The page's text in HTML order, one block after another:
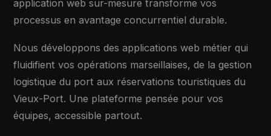
application web sur-mesure transforme vos
processus en avantage concurrentiel durable.
Nous développons des applications web métier qui
fluidifient vos opérations marseillaises, de la gestion
logistique du port aux réservations touristiques du
Vieux-Port. Une plateforme pensée pour vos
équipes, accessible partout.